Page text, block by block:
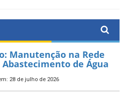
Manutenção na Rede
de Água
28 de julho de 2026